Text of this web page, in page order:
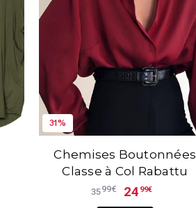
31%
Chemises Boutonnées
Classe à Col Rabattu
3599€ 24 99€